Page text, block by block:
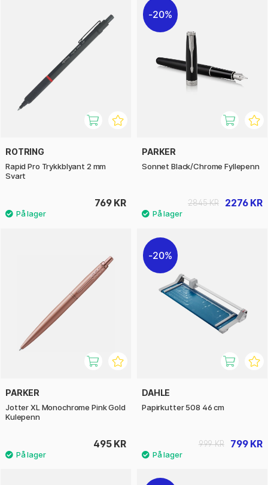
ROTRING
Rapid Pro Trykkblyant 2 mm
Svart
769 KR
20%
PARKER
Sonnet Black/Chrome Fyllepenn
2276 KR
2845 KR
PARKER
Jotter XL Monochrome Pink Gold
Kulepenn
495 KR
20%
DAHLE
Papirkutter 508 46 cm
799 KR
999 KR